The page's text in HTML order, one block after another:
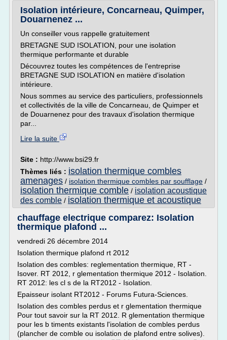
Isolation intérieure, Concarneau, Quimper,
Douarnenez ...
Un conseiller vous rappelle gratuitement
BRETAGNE SUD ISOLATION, pour une isolation
thermique performante et durable
Découvrez toutes les compétences de l'entreprise
BRETAGNE SUD ISOLATION en matière d'isolation
intérieure.
Nous sommes au service des particuliers, professionnels
et collectivités de la ville de Concarneau, de Quimper et
de Douarnenez pour des travaux d'isolation thermique
par...
Lire la suite
Site : http://www.bsi29.fr
Thèmes liés : isolation thermique combles
amenages / isolation thermique combles par soufflage /
isolation thermique comble / isolation acoustique
des comble / isolation thermique et acoustique
chauffage electrique comparez: Isolation
thermique plafond ...
vendredi 26 décembre 2014
Isolation thermique plafond rt 2012
Isolation des combles: reglementation thermique, RT -
Isover. RT 2012, r glementation thermique 2012 - Isolation.
RT 2012: les cl s de la RT2012 - Isolation.
Epaisseur isolant RT2012 - Forums Futura-Sciences.
Isolation des combles perdus et r glementation thermique
Pour tout savoir sur la RT 2012. R glementation thermique
pour les b timents existants l'isolation de combles perdus
(plancher de comble ou isolation de plafond entre solives).